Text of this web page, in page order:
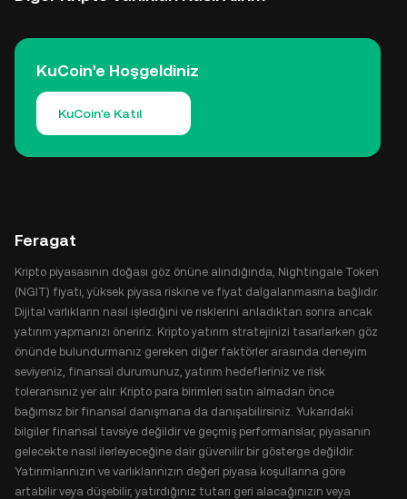
KuCoin'e Hoşgeldiniz
KuCoin'e Katıl
Feragat
Kripto piyasasının doğası göz önüne alındığında, Nightingale Token
(NGIT) fiyatı, yüksek piyasa riskine ve fiyat dalgalanmasına bağlıdır.
Dijital varlıkların nasıl işlediğini ve risklerini anladıktan sonra ancak
yatırım yapmanızı öneririz. Kripto yatırım stratejinizi tasarlarken göz
önünde bulundurmanız gereken diğer faktörler arasında deneyim
seviyeniz, finansal durumunuz, yatırım hedefleriniz ve risk
toleransınız yer alır. Kripto para birimleri satın almadan önce
bağımsız bir finansal danışmana da danışabilirsiniz. Yukarıdaki
bilgiler finansal tavsiye değildir ve geçmiş performanslar, piyasanın
gelecekte nasıl ilerleyeceğine dair güvenilir bir gösterge değildir.
Yatırımlarınızın ve varlıklarınızın değeri piyasa koşullarına göre
artabilir veya düşebilir, yatırdığınız tutarı geri alacağınızın veya